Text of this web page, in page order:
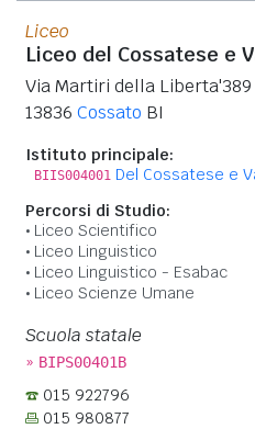
Liceo
Liceo del Cossatese e
Via Martiri della Liberta'389
13836 Cossato BI
Istituto principale:
BIIS004001 Del Cossatese e
Percorsi di Studio:
Liceo Scientifico
Liceo Linguistico
Liceo Linguistico - Esabac
Liceo Scienze Umane
Scuola statale
» BIPS00401B
015 922796
015 980877